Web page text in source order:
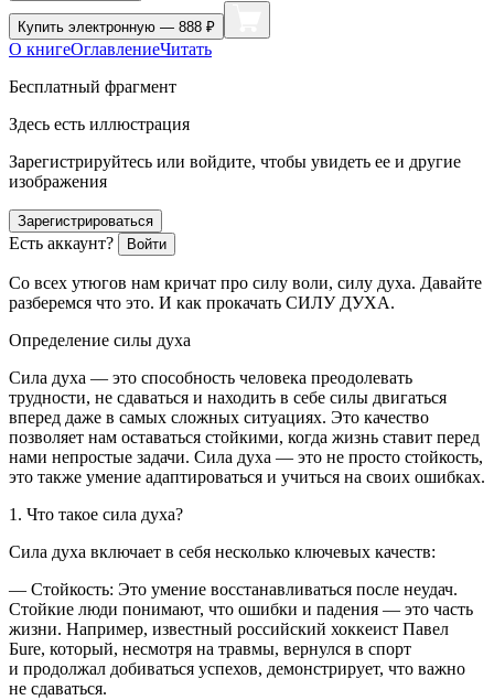
Купить электронную — 888 ₽
О книгеОглавлениеЧитать
Бесплатный фрагмент
Здесь есть иллюстрация
Зарегистрируйтесь или войдите, чтобы увидеть ее и другие
изображения
Зарегистрироваться
Есть аккаунт? Войти
Со всех утюгов нам кричат про силу воли, силу духа. Давайте
разберемся что это. И как прокачать СИЛУ ДУХА.
Определение силы духа
Сила духа — это способность человека преодолевать
трудности, не сдаваться и находить в себе силы двигаться
вперед даже в самых сложных ситуациях. Это качество
позволяет нам оставаться стойкими, когда жизнь ставит перед
нами непростые задачи. Сила духа — это не просто стойкость,
это также умение адаптироваться и учиться на своих ошибках.
1. Что такое сила духа?
Сила духа включает в себя несколько ключевых качеств:
— Стойкость: Это умение восстанавливаться после неудач.
Стойкие люди понимают, что ошибки и падения — это часть
жизни. Например, известный российский хоккеист Павел
Бure, который, несмотря на травмы, вернулся в спорт
и продолжал добиваться успехов, демонстрирует, что важно
не сдаваться.